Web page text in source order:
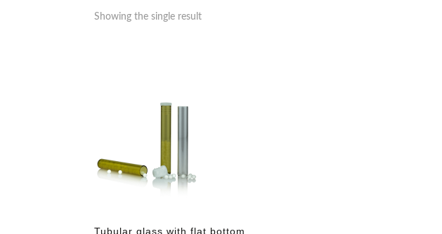
Showing the single result
Tubular glass with flat bottom